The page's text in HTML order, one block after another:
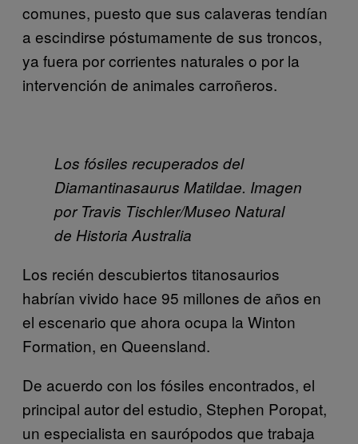
comunes, puesto que sus calaveras tendían
a escindirse póstumamente de sus troncos,
ya fuera por corrientes naturales o por la
intervención de animales carroñeros.
Los fósiles recuperados del
Diamantinasaurus Matildae. Imagen
por Travis Tischler/Museo Natural
de Historia Australia
Los recién descubiertos titanosaurios
habrían vivido hace 95 millones de años en
el escenario que ahora ocupa la Winton
Formation, en Queensland.
De acuerdo con los fósiles encontrados, el
principal autor del estudio, Stephen Poropat,
un especialista en saurópodos que trabaja